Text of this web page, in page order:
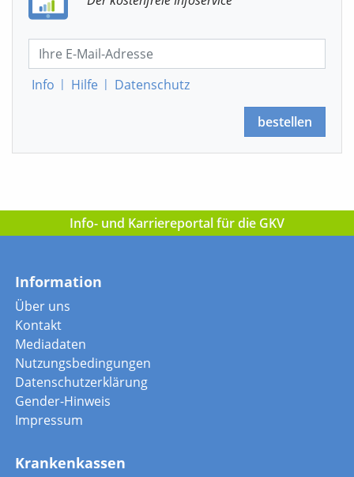
Info | Hilfe | Datenschutz
bestellen
Info- und Karriereportal für die GKV
Information
Über uns
Kontakt
Mediadaten
Nutzungsbedingungen
Datenschutzerklärung
Gender-Hinweis
Impressum
Krankenkassen